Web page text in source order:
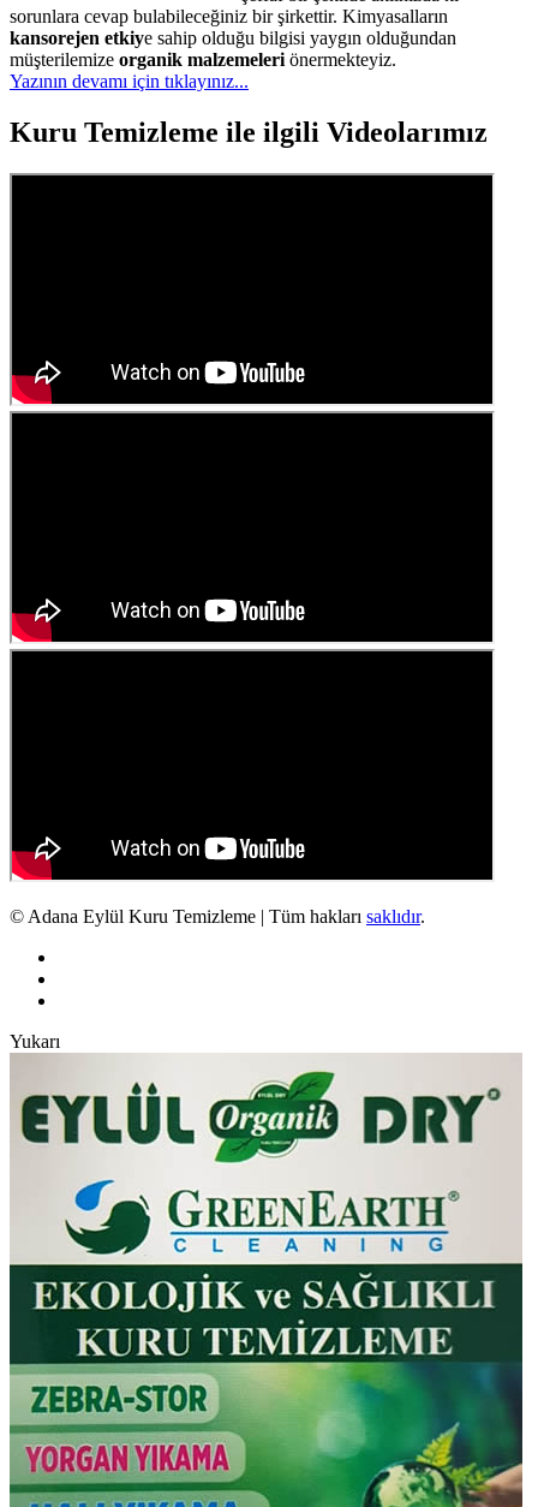
sorunlara cevap bulabileceğiniz bir şirkettir. Kimyasalların
kansorejen etkiye sahip olduğu bilgisi yaygın olduğundan
müşterilemize organik malzemeleri önermekteyiz.
Yazının devamı için tıklayınız...
Kuru Temizleme ile ilgili Videolarımız
© Adana Eylül Kuru Temizleme | Tüm hakları saklıdır.
Yukarı